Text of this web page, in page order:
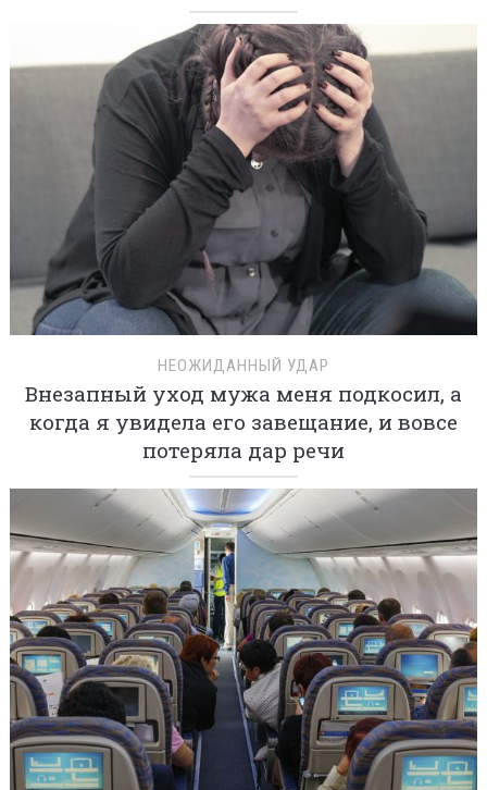
НЕОЖИДАННЫЙ УДАР
Внезапный уход мужа меня подкосил, а
когда я увидела его завещание, и вовсе
потеряла дар речи